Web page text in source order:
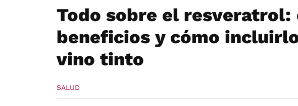
Todo sobre el resveratrol:
beneficios y cómo
vino tinto
SALUD